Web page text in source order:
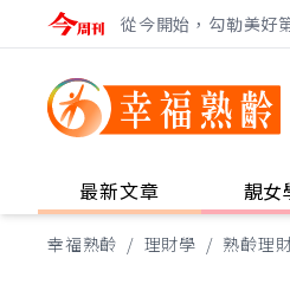
從今開始，勾勒美好
最新文章 靚女
幸福熟齡 / 理財學 / 熟齡理